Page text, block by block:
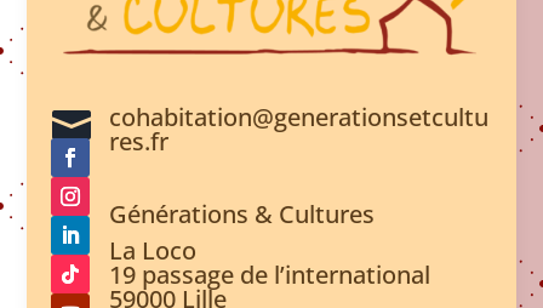
 cohabitation@generationsetcultu
res.fr

Générations & Cultures
La Loco
19 passage de l’international
59000 Lille